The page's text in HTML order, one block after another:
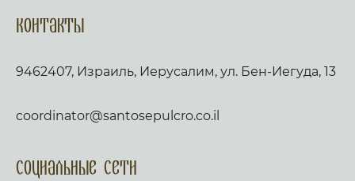
Контакты
9462407, Израиль, Иерусалим, ул. Бен-Иегуда, 13
coordinator@santosepulcro.co.il
Социальные сети